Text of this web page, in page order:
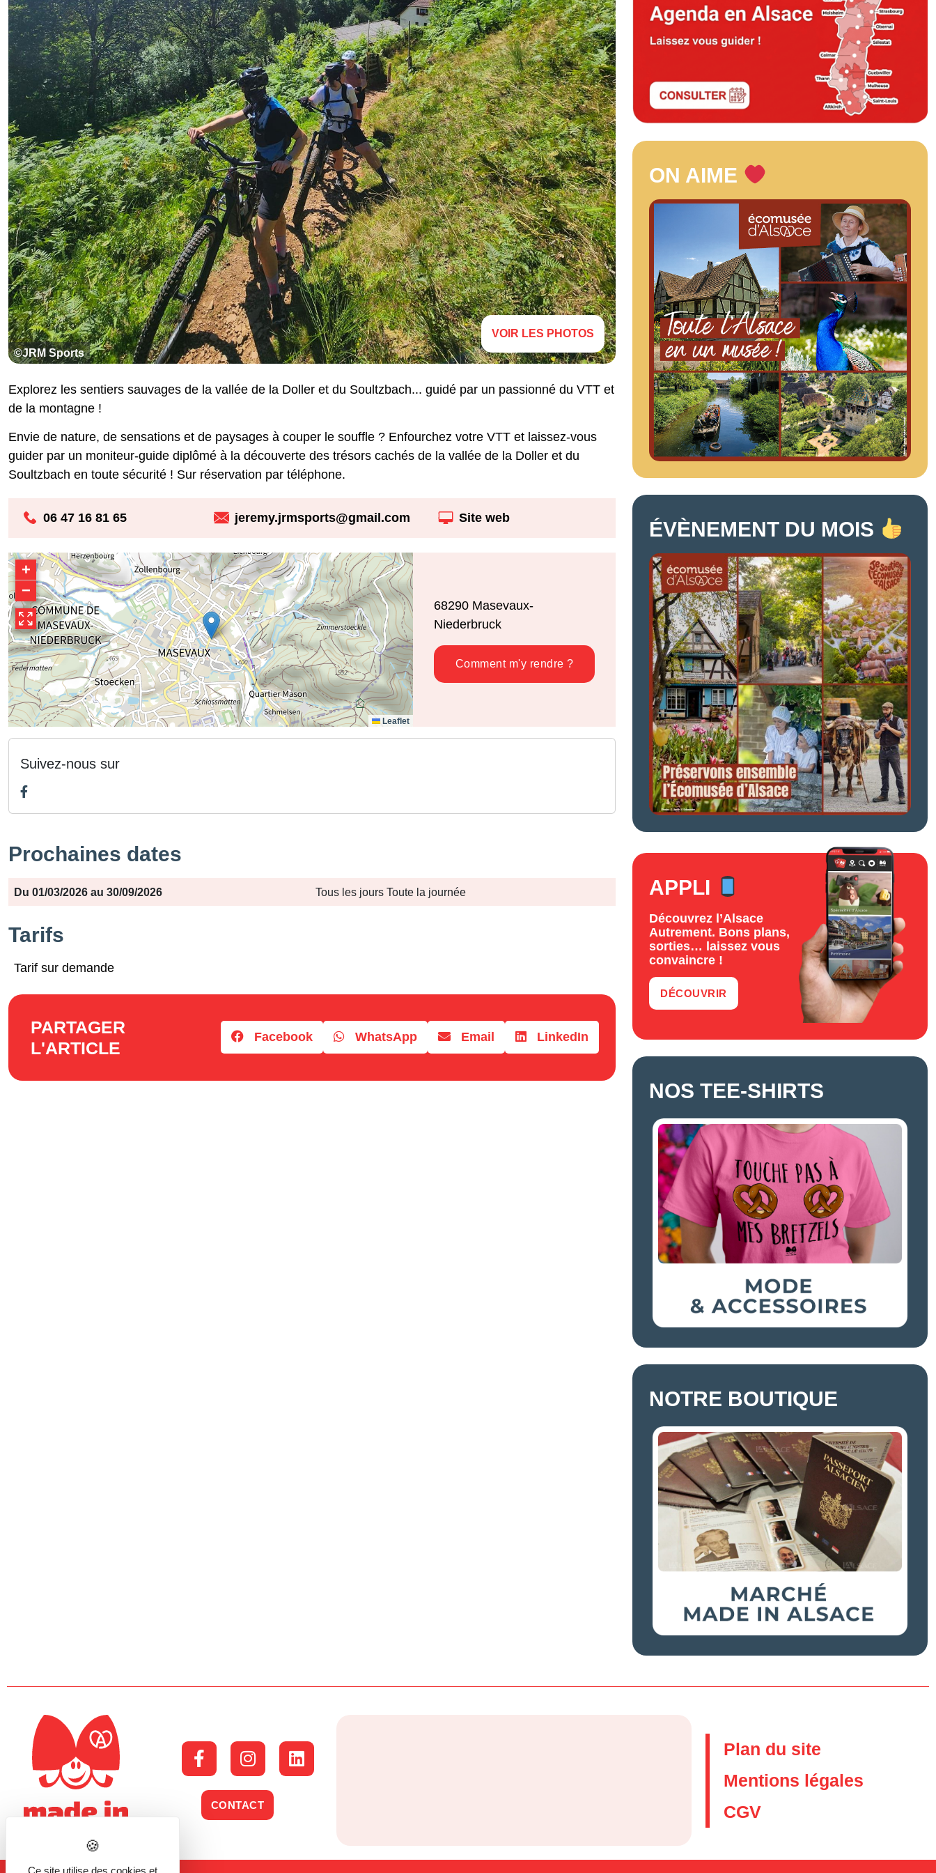
©JRM Sports
VOIR LES PHOTOS
Explorez les sentiers sauvages de la vallée de la Doller et du Soultzbach... guidé par un passionné du VTT et
de la montagne !
Envie de nature, de sensations et de paysages à couper le souffle ? Enfourchez votre VTT et laissez-vous
guider par un moniteur-guide diplômé à la découverte des trésors cachés de la vallée de la Doller et du
Soultzbach en toute sécurité ! Sur réservation par téléphone.
06 47 16 81 65 jeremy.jrmsports@gmail.com Site web
+
−
Leaflet
68290 Masevaux-
Niederbruck
Comment m'y rendre ?
Suivez-nous sur
Prochaines dates
Période Jours Horaires
Du 01/03/2026 au 30/09/2026 Tous les jours Toute la journée
Tarifs
Tarif sur demande
PARTAGER
L'ARTICLE
Facebook WhatsApp Email LinkedIn
ON AIME
ÉVÈNEMENT DU MOIS
APPLI
Découvrez l’Alsace
Autrement. Bons plans,
sorties… laissez vous
convaincre !
DÉCOUVRIR
NOS TEE-SHIRTS
NOTRE BOUTIQUE
CONTACT
Plan du site
Mentions légales
CGV
Ce site utilise des cookies et